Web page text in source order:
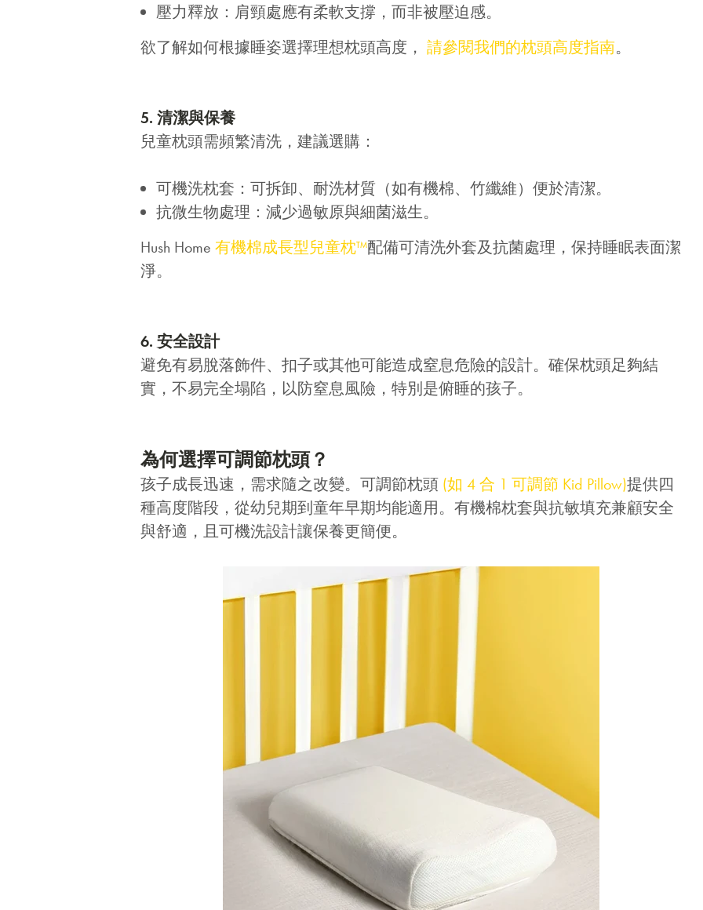
壓力釋放：肩頸處應有柔軟支撐，而非被壓迫感。
欲了解如何根據睡姿選擇理想枕頭高度， 請參閱我們的枕頭高度指南。
5. 清潔與保養
兒童枕頭需頻繁清洗，建議選購：
可機洗枕套：可拆卸、耐洗材質（如有機棉、竹纖維）便於清潔。
抗微生物處理：減少過敏原與細菌滋生。
Hush Home 有機棉成長型兒童枕™配備可清洗外套及抗菌處理，保持睡眠表面潔
淨。
6. 安全設計
避免有易脫落飾件、扣子或其他可能造成窒息危險的設計。確保枕頭足夠結
實，不易完全塌陷，以防窒息風險，特別是俯睡的孩子。
為何選擇可調節枕頭？
孩子成長迅速，需求隨之改變。可調節枕頭 (如 4 合 1 可調節 Kid Pillow)提供四
種高度階段，從幼兒期到童年早期均能適用。有機棉枕套與抗敏填充兼顧安全
與舒適，且可機洗設計讓保養更簡便。
賞你床褥&床架$1000
千萬不要錯過! 輸入電子郵箱即享獨